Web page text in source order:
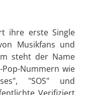
ihre erste Single
Musikfans und
steht der Name
Nummern wie
"SOS" und
Verifiziert